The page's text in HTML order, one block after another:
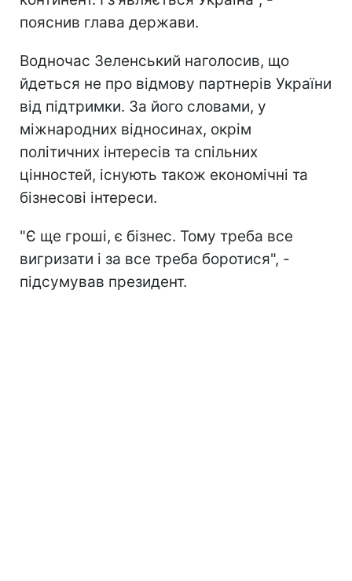
пояснив глава держави.
Водночас Зеленський наголосив, що
йдеться не про відмову партнерів України
від підтримки. За його словами, у
міжнародних відносинах, окрім
політичних інтересів та спільних
цінностей, існують також економічні та
бізнесові інтереси.
"Є ще гроші, є бізнес. Тому треба все
вигризати і за все треба боротися", -
підсумував президент.